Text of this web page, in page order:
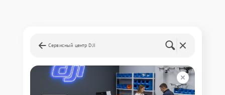
Сервисный центр DJI